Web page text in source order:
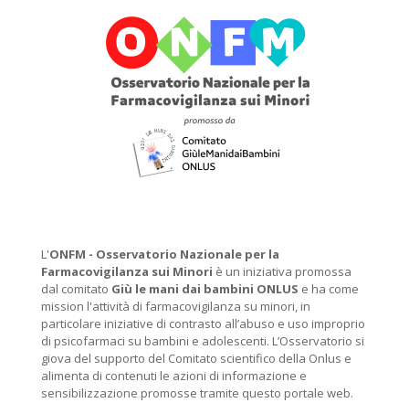
L'ONFM - Osservatorio Nazionale per la
Farmacovigilanza sui Minori è un iniziativa promossa
dal comitato Giù le mani dai bambini ONLUS e ha come
mission l'attività di farmacovigilanza su minori, in
particolare iniziative di contrasto all’abuso e uso improprio
di psicofarmaci su bambini e adolescenti. L’Osservatorio si
giova del supporto del Comitato scientifico della Onlus e
alimenta di contenuti le azioni di informazione e
sensibilizzazione promosse tramite questo portale web.